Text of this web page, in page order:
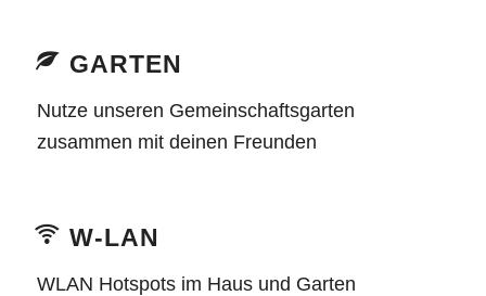
GARTEN
Nutze unseren Gemeinschaftsgarten
zusammen mit deinen Freunden
W-LAN
WLAN Hotspots im Haus und Garten